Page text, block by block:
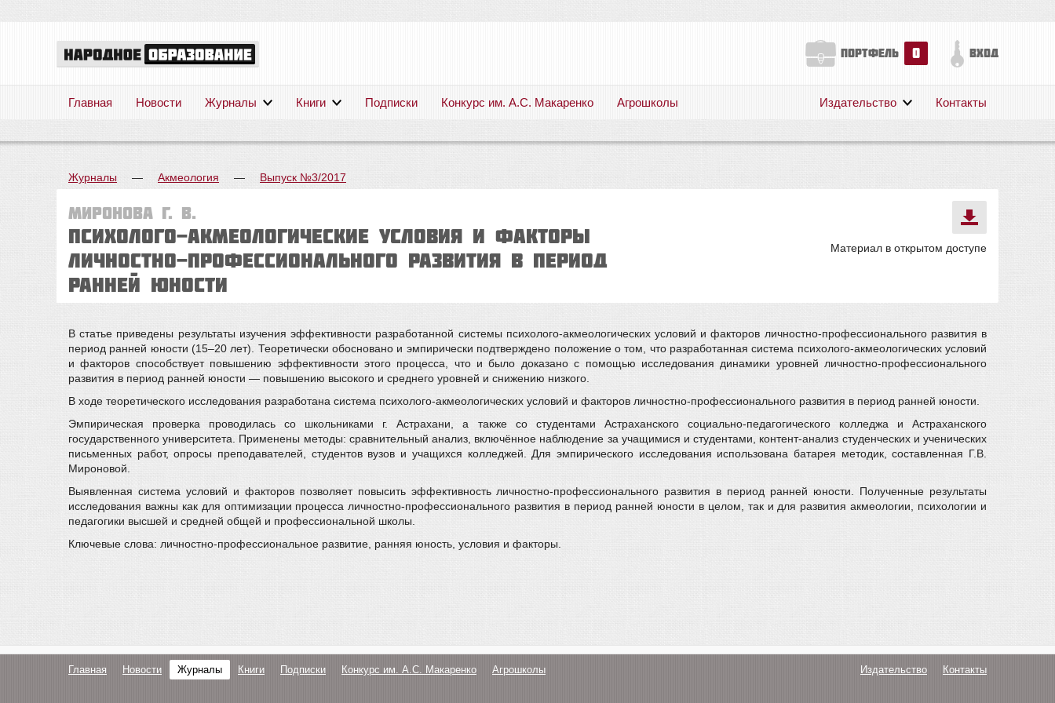
портфель 0 вход
Главная Новости Журналы Книги Подписки Конкурс им. А.С. Макаренко Агрошколы Издательство Контакты
Журналы — Акмеология — Выпуск №3/2017
Миронова Г. В.
ПСИХОЛОГО-АКМЕОЛОГИЧЕСКИЕ УСЛОВИЯ И ФАКТОРЫ
ЛИЧНОСТНО-ПРОФЕССИОНАЛЬНОГО РАЗВИТИЯ В ПЕРИОД
РАННЕЙ ЮНОСТИ
Материал в открытом доступе
В статье приведены результаты изучения эффективности разработанной системы психолого-акмеологических условий и факторов личностно-профессионального развития в
период ранней юности (15–20 лет). Теоретически обосновано и эмпирически подтверждено положение о том, что разработанная система психолого-акмеологических условий
и факторов способствует повышению эффективности этого процесса, что и было доказано с помощью исследования динамики уровней личностно-профессионального
развития в период ранней юности — повышению высокого и среднего уровней и снижению низкого.
В ходе теоретического исследования разработана система психолого-акмеологических условий и факторов личностно-профессионального развития в период ранней юности.
Эмпирическая проверка проводилась со школьниками г. Астрахани, а также со студентами Астраханского социально-педагогического колледжа и Астраханского
государственного университета. Применены методы: сравнительный анализ, включённое наблюдение за учащимися и студентами, контент-анализ студенческих и ученических
письменных работ, опросы преподавателей, студентов вузов и учащихся колледжей. Для эмпирического исследования использована батарея методик, составленная Г.В.
Мироновой.
Выявленная система условий и факторов позволяет повысить эффективность личностно-профессионального развития в период ранней юности. Полученные результаты
исследования важны как для оптимизации процесса личностно-профессионального развития в период ранней юности в целом, так и для развития акмеологии, психологии и
педагогики высшей и средней общей и профессиональной школы.
Ключевые слова: личностно-профессиональное развитие, ранняя юность, условия и факторы.
Главная Новости Журналы Книги Подписки Конкурс им. А.С. Макаренко Агрошколы Издательство Контакты